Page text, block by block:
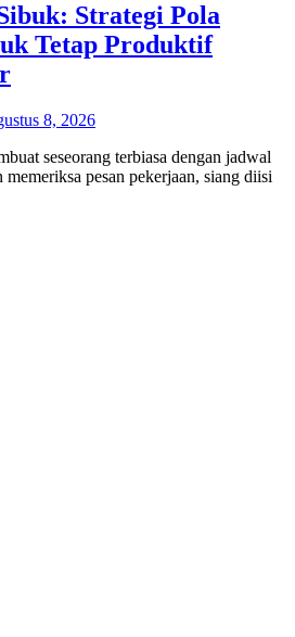
Strategi Pola
Tetap Produktif
8, 2026
seseorang terbiasa dengan jadwal
pesan pekerjaan, siang diisi